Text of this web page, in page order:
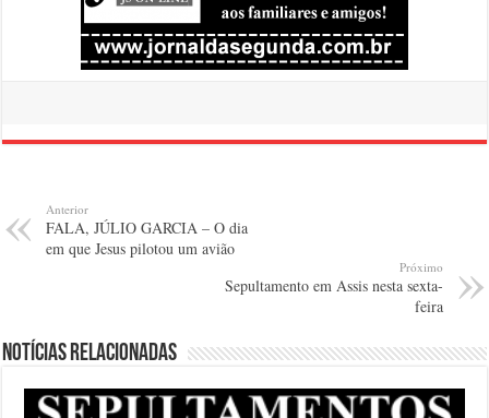
Anterior
FALA, JÚLIO GARCIA – O dia
em que Jesus pilotou um avião
Próximo
Sepultamento em Assis nesta sexta-
feira
Notícias relacionadas